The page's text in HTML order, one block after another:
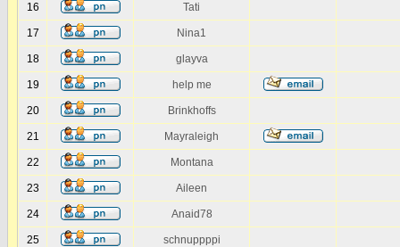
16 Tati
17 Nina1
18 glayva
19 help me
20 Brinkhoffs
21 Mayraleigh
22 Montana
23 Aileen
24 Anaid78
25 schnuppppi